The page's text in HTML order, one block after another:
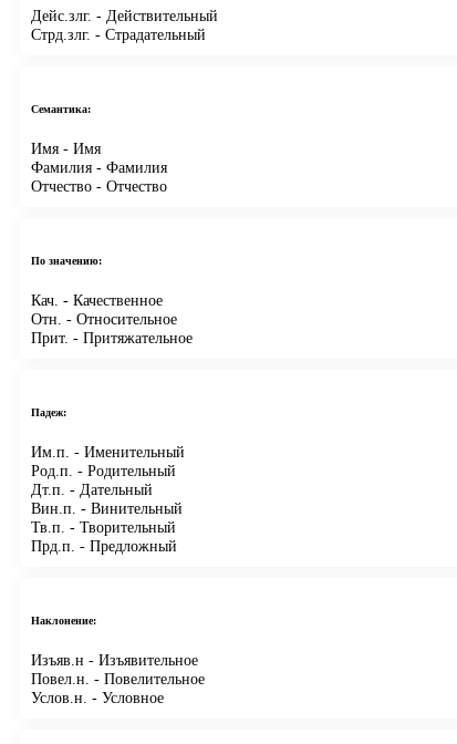
Дейс.злг. - Действительный
Стрд.злг. - Страдательный
Семантика:
Имя - Имя
Фамилия - Фамилия
Отчество - Отчество
По значению:
Кач. - Качественное
Отн. - Относительное
Прит. - Притяжательное
Падеж:
Им.п. - Именительный
Род.п. - Родительный
Дт.п. - Дательный
Вин.п. - Винительный
Тв.п. - Творительный
Прд.п. - Предложный
Наклонение:
Изъяв.н - Изъявительное
Повел.н. - Повелительное
Услов.н. - Условное